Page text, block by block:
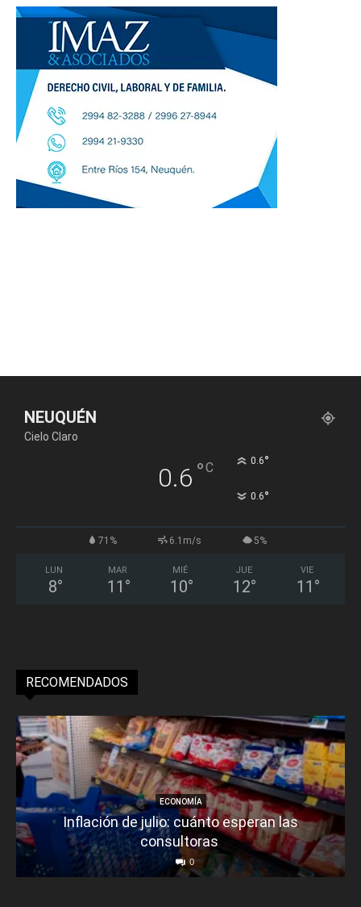
NEUQUÉN
Cielo Claro
0.6 °C 0.6°
0.6°
71% 6.1m/s 5%
LUN
8°
MAR
11 °
MIÉ
10°
JUE
12°
VIE
11 °
RECOMENDADOS
ECONOMÍA
Inflación de julio: cuánto esperan las
consultoras
0